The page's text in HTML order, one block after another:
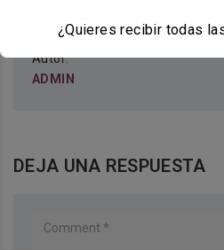
Autor:
ADMIN
DEJA UNA RESPUESTA
¿Quieres recibir todas